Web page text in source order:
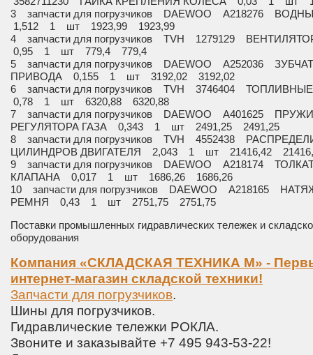
3 запчасти для погрузчиков DAEWOO A218276
1,512 1 шт 1923,99 1923,99
4 запчасти для погрузчиков TVH 1279129
0,95 1 шт 779,4 779,4
5 запчасти для погрузчиков DAEWOO A252036
ПРИВОДА 0,155 1 шт 3192,02 3192,02
6 запчасти для погрузчиков TVH 3746404
0,78 1 шт 6320,88 6320,88
7 запчасти для погрузчиков DAEWOO A401625
РЕГУЛЯТОРА ГАЗА 0,343 1 шт 2491,25 2491,25
8 запчасти для погрузчиков TVH 4552438
ЦИЛИНДРОВ ДВИГАТЕЛЯ 2,043 1 шт 21416,42
9 запчасти для погрузчиков DAEWOO A218174
КЛАПАНА 0,017 1 шт 1686,26 1686,26
10 запчасти для погрузчиков DAEWOO A218165
РЕМНЯ 0,43 1 шт 2751,75 2751,75
Поставки промышленных гидравлических тележек и
оборудования
Компания «СКЛАДСКАЯ ТЕХНИКА М» -
интернет-магазин складской техники!
Запчасти для погрузчиков.
Шины для погрузчиков.
Гидравлические тележки РОКЛА.
Звоните и заказывайте +7 495 943-53-22!